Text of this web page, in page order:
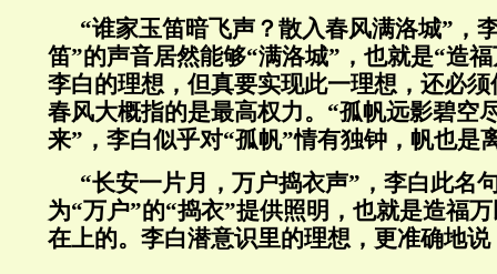
“谁家玉笛暗飞声？散入春风满洛城”，
笛”的声音居然能够“满洛城”，也就是“造
李白的理想，但真要实现此一理想，还必
春风大概指的是最高权力。“孤帆远影碧空
来”，李白似乎对“孤帆”情有独钟，帆也是
“长安一片月，万户捣衣声”，李白此名
为“万户”的“捣衣”提供照明，也就是造福
在上的。李白潜意识里的理想，更准确地